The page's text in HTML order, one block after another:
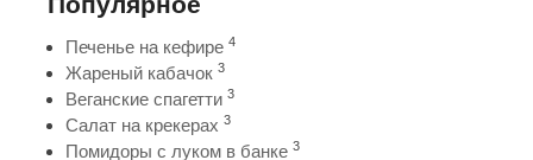
Печенье на кефире 4
Жареный кабачок 3
Веганские спагетти 3
Салат на крекерах 3
Помидоры с луком в банке 3